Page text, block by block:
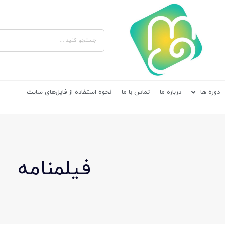
دوره ها درباره ما تماس با ما نحوه استفاده از فایل‌های سایت
فیلمنامه